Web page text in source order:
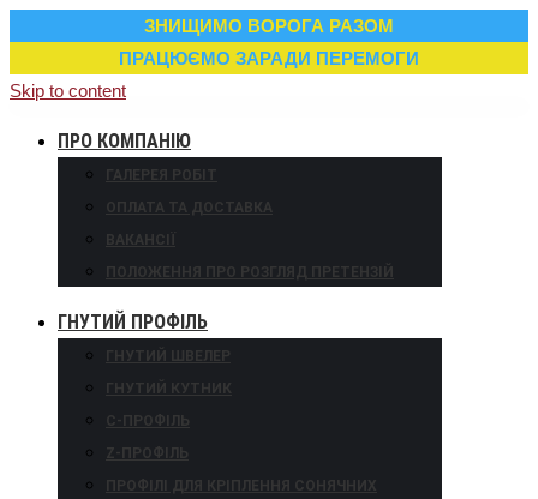
ЗНИЩИМО ВОРОГА РАЗОМ
ПРАЦЮЄМО ЗАРАДИ ПЕРЕМОГИ
Skip to content
ПРО КОМПАНІЮ
ГАЛЕРЕЯ РОБІТ
ОПЛАТА ТА ДОСТАВКА
ВАКАНСІЇ
ПОЛОЖЕННЯ ПРО РОЗГЛЯД ПРЕТЕНЗІЙ
ГНУТИЙ ПРОФІЛЬ
ГНУТИЙ ШВЕЛЕР
ГНУТИЙ КУТНИК
С-ПРОФІЛЬ
Z-ПРОФІЛЬ
ПРОФІЛІ ДЛЯ КРІПЛЕННЯ СОНЯЧНИХ